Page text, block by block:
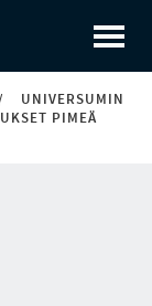
UNIVERSUMIN
PIMEÄ